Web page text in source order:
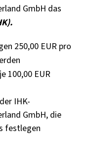
GmbH das
250,00 EUR pro
100,00 EUR
IHK-
GmbH, die
festlegen